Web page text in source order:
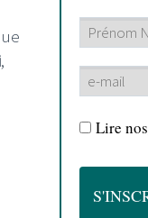
,
Lire nos